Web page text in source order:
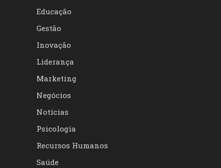
Educação
Gestão
Inovação
Liderança
Marketing
Negócios
Notícias
Psicologia
Recursos Humanos
Saúde